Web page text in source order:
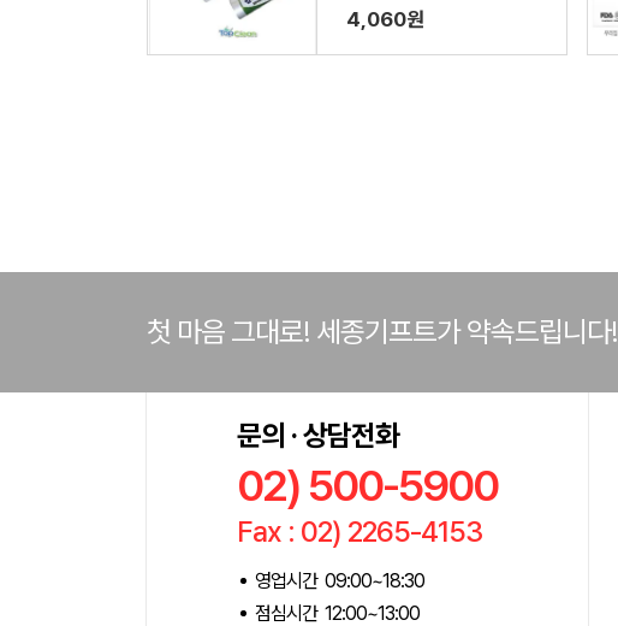
4,060원
첫 마음 그대로! 세종기프트가 약속드립니다!
문의 · 상담전화
02) 500-5900
Fax : 02) 2265-4153
영업시간 09:00~18:30
점심시간 12:00~13:00